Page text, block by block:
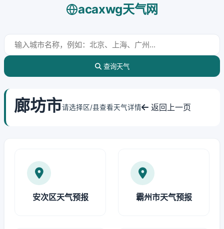
acaxwg天气网
查询天气
廊坊市请选择区/县查看天气详情 返回上一页
安次区天气预报 霸州市天气预报